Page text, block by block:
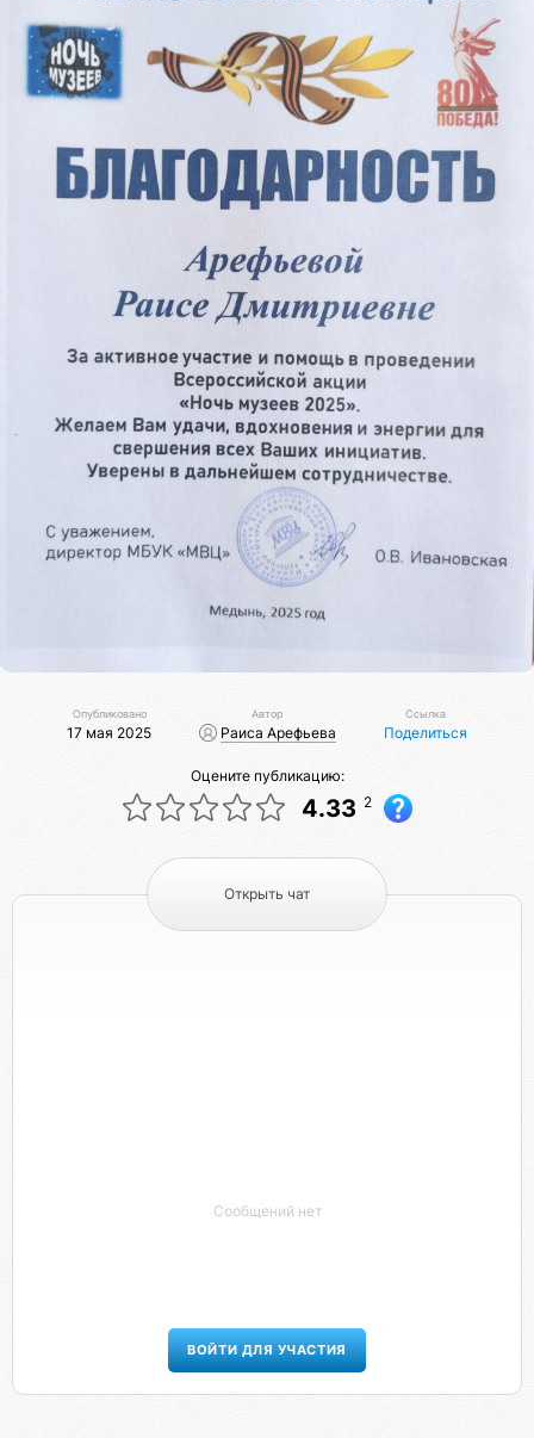
Опубликовано
17 мая 2025
Автор
Раиса Арефьева
Ссылка
Поделиться
Оцените публикацию:
4.33 2
Открыть чат
Сообщений нет
ВОЙТИ ДЛЯ УЧАСТИЯ